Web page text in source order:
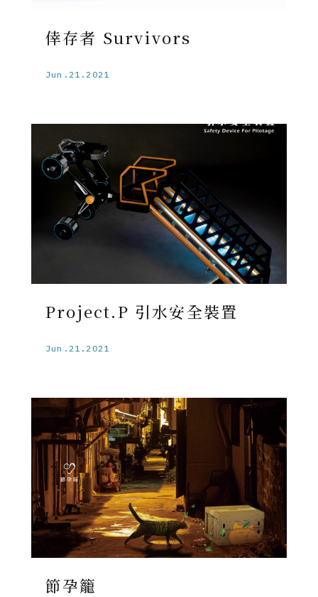
倖存者 Survivors
Jun.21.2021
Project.P 引水安全裝置
Jun.21.2021
節孕籠